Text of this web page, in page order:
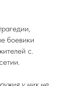
боевики
с.